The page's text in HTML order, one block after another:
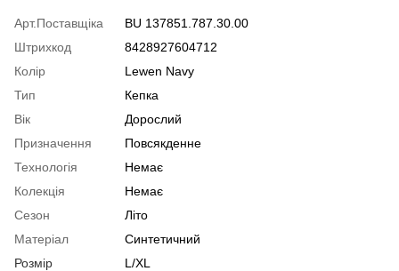
Арт.Поставщіка
BU 137851.787.30.00
Штрихкод
8428927604712
Колір
Lewen Navy
Тип
Кепка
Вік
Дорослий
Призначення
Повсякденне
Технологія
Немає
Колекція
Немає
Сезон
Літо
Матеріал
Синтетичний
Розмір
L/XL